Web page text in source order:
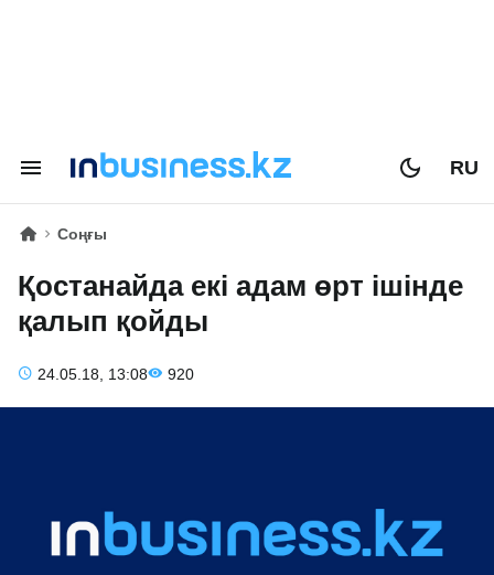
RU
Соңғы
Қостанайда екі адам өрт ішінде
қалып қойды
24.05.18, 13:08 920